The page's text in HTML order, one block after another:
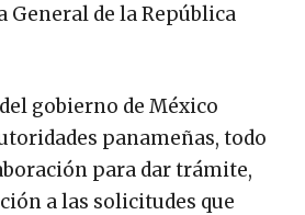
General de la República
gobierno de México
panameñas, todo
para dar trámite,
a las solicitudes que